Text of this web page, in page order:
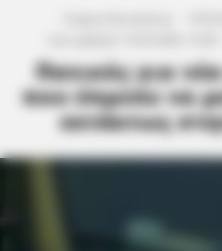
Πανικός για
που έπρεπε να
εκτάκτως